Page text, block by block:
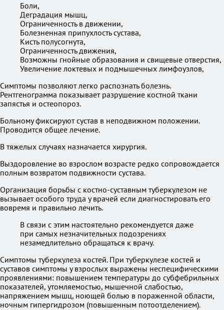
Боли,
Деградация мышц,
Ограниченность в движении,
Болезненная припухлость сустава,
Кисть полусогнута,
Ограниченность движения,
Возможны гнойные образования и свищевые отверстия,
Увеличение локтевых и подмышечных лимфоузлов,
Симптомы позволяют легко распознать болезнь.
Рентгенограмма показывает разрушение костной ткани
запястья и остеопороз.
Больному фиксируют сустав в неподвижном положении.
Проводится общее лечение.
В тяжелых случаях назначается хирургия.
Выздоровление во взрослом возрасте редко сопровождается
полным возвратом подвижности сустава.
Организация борьбы с костно-суставным туберкулезом не
вызывает особого труда у врачей если диагностировать его
вовремя и правильно лечить.
В связи с этим настоятельно рекомендуется даже
при самых незначительных подозрениях
незамедлительно обращаться к врачу.
Симптомы туберкулеза костей. При туберкулезе костей и
суставов симптомы у взрослых выражены неспецифическими
проявлениями: повышением температуры до субфебрильных
показателей, утомляемостью, мышечной слабостью,
напряжением мышц, ноющей болью в пораженной области,
ночным гипергидрозом (повышенным потоотделением).